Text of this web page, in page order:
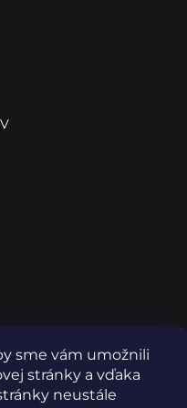
sme vám umožnili
stránky a vďaka
neustále